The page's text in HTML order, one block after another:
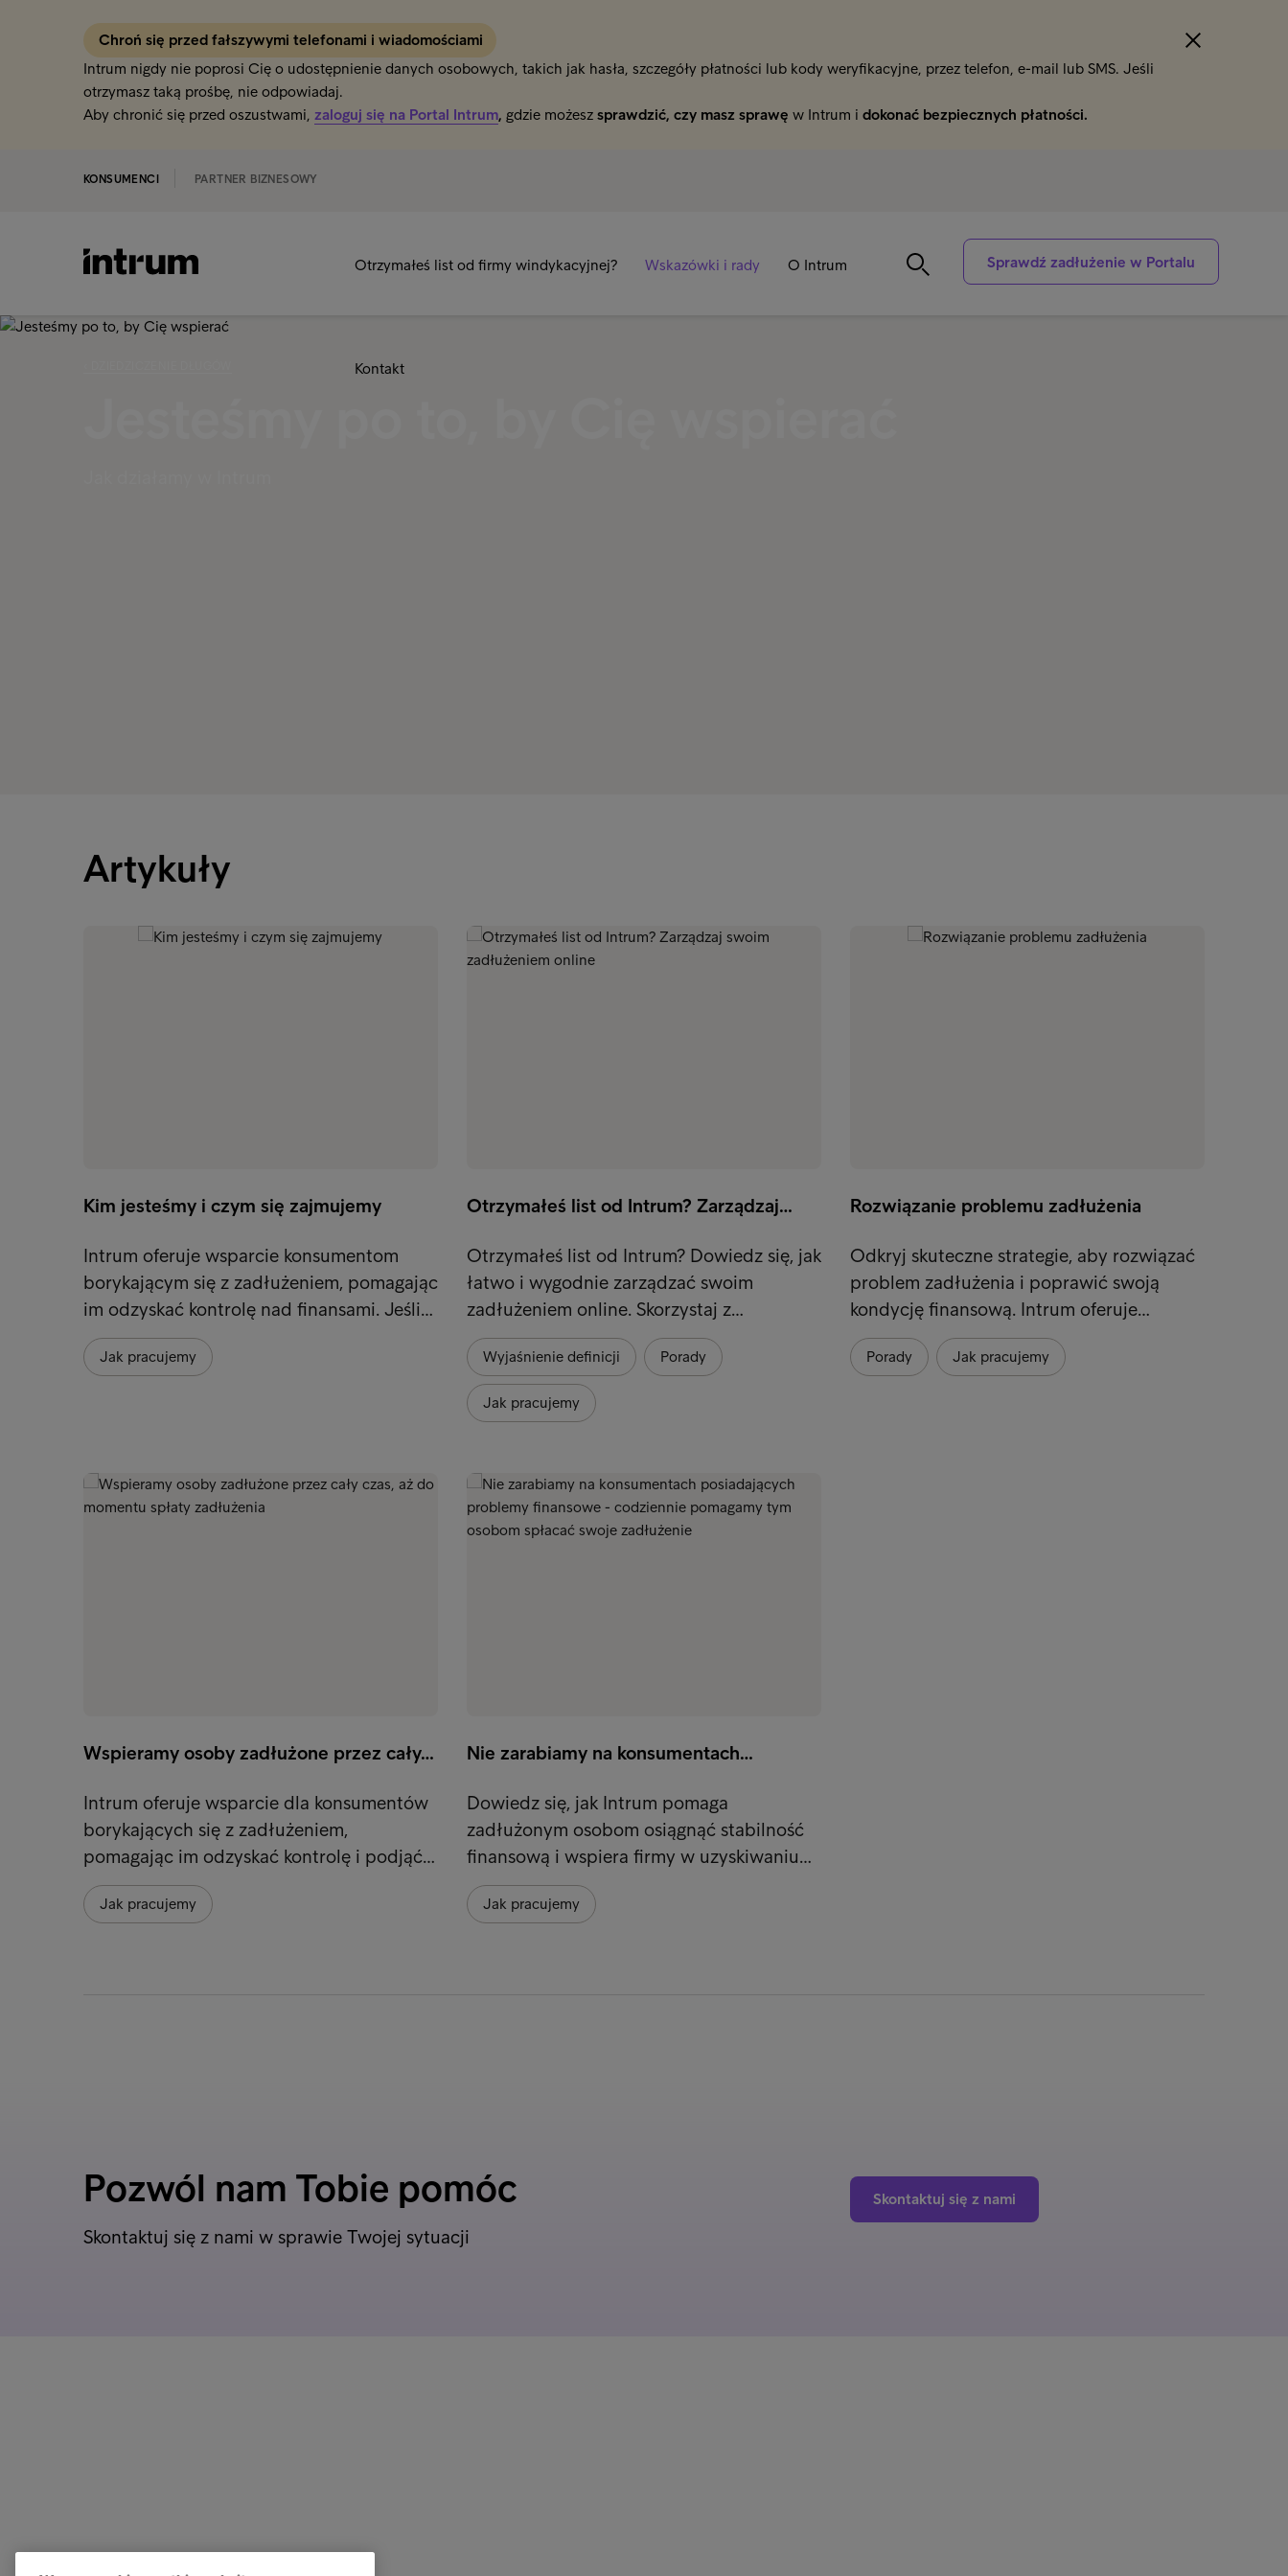
Chroń się przed fałszywymi telefonami i wiadomościami
Intrum nigdy nie poprosi Cię o udostępnienie danych osobowych, takich jak hasła, szczegóły płatności lub kody weryfikacyjne, przez telefon, e-mail lub SMS. Jeśli
otrzymasz taką prośbę, nie odpowiadaj.
Aby chronić się przed oszustwami, zaloguj się na Portal Intrum, gdzie możesz sprawdzić, czy masz sprawę w Intrum i dokonać bezpiecznych płatności.
KONSUMENCI PARTNER BIZNESOWY
Otrzymałeś list od firmy windykacyjnej? Wskazówki i rady O Intrum
Kontakt
Sprawdź zadłużenie w Portalu
Artykuły
Kim jesteśmy i czym się zajmujemy
Intrum oferuje wsparcie konsumentom
borykającym się z zadłużeniem, pomagając
im odzyskać kontrolę nad finansami. Jeśli…
Jak pracujemy
Otrzymałeś list od Intrum? Zarządzaj…
Otrzymałeś list od Intrum? Dowiedz się, jak
łatwo i wygodnie zarządzać swoim
zadłużeniem online. Skorzystaj z…
Wyjaśnienie definicji Porady
Jak pracujemy
Rozwiązanie problemu zadłużenia
Odkryj skuteczne strategie, aby rozwiązać
problem zadłużenia i poprawić swoją
kondycję finansową. Intrum oferuje…
Porady Jak pracujemy
Wspieramy osoby zadłużone przez cały…
Intrum oferuje wsparcie dla konsumentów
borykających się z zadłużeniem,
pomagając im odzyskać kontrolę i podjąć…
Jak pracujemy
Nie zarabiamy na konsumentach…
Dowiedz się, jak Intrum pomaga
zadłużonym osobom osiągnąć stabilność
finansową i wspiera firmy w uzyskiwaniu…
Jak pracujemy
Pozwól nam Tobie pomóc
Skontaktuj się z nami w sprawie Twojej sytuacji
Skontaktuj się z nami